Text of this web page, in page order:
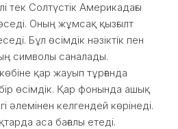
тек Солтүстік Америкадағы
Оның жұмсақ қызғылт
Бұл өсімдік нәзіктік пен
символы саналады.
қар жауып тұрғанда
өсімдік. Қар фонында ашық
әлемінен келгендей көрінеді.
аса бағалы етеді.